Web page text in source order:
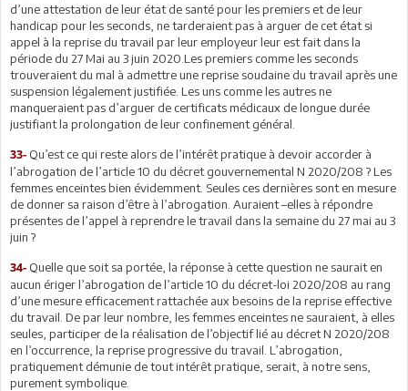
d’une attestation de leur état de santé pour les premiers et de leur
handicap pour les seconds, ne tarderaient pas à arguer de cet état si
appel à la reprise du travail par leur employeur leur est fait dans la
période du 27 Mai au 3 juin 2020.Les premiers comme les seconds
trouveraient du mal à admettre une reprise soudaine du travail après une
suspension légalement justifiée. Les uns comme les autres ne
manqueraient pas d’arguer de certificats médicaux de longue durée
justifiant la prolongation de leur confinement général.
33- Qu’est ce qui reste alors de l’intérêt pratique à devoir accorder à
l’abrogation de l’article 10 du décret gouvernemental N 2020/208 ? Les
femmes enceintes bien évidemment. Seules ces dernières sont en mesure
de donner sa raison d’être à l’abrogation. Auraient –elles à répondre
présentes de l’appel à reprendre le travail dans la semaine du 27 mai au 3
juin ?
34- Quelle que soit sa portée, la réponse à cette question ne saurait en
aucun ériger l’abrogation de l’article 10 du décret-loi 2020/208 au rang
d’une mesure efficacement rattachée aux besoins de la reprise effective
du travail. De par leur nombre, les femmes enceintes ne sauraient, à elles
seules, participer de la réalisation de l’objectif lié au décret N 2020/208
en l’occurrence, la reprise progressive du travail. L’abrogation,
pratiquement démunie de tout intérêt pratique, serait, à notre sens,
purement symbolique.